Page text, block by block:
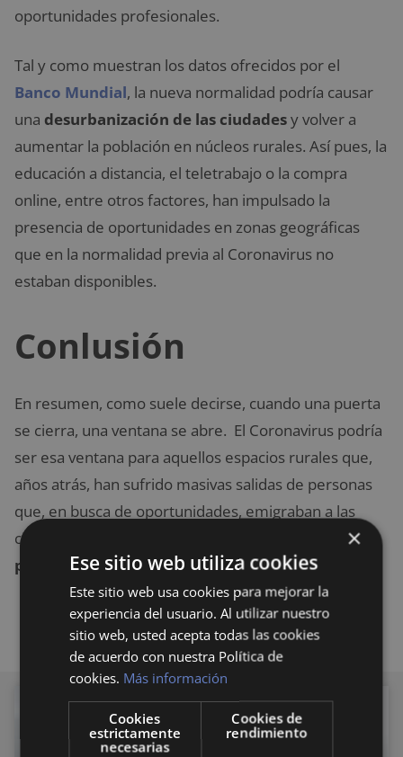
oportunidades profesionales.
Tal y como muestran los datos ofrecidos por el
Banco Mundial, la nueva normalidad podría causar
una desurbanización de las ciudadesy volver a
aumentar la población en núcleos rurales. Así pues, la
educación a distancia, el teletrabajo o la compra
online, entre otros factores, han impulsado la
presencia de oportunidades en zonas geográficas
que en la normalidad previa al Coronavirus no
estaban disponibles.
Conlusión
En resumen, como suele decirse, cuando una puerta
se cierra, una ventana se abre. El Coronavirus podría
ser esa ventana para aquellos espacios rurales que,
años atrás, han sufrido masivas salidas de personas
que, en busca de oportunidades, emigraban a las
ciudades. Por tanto,
la pandemia podría causar na
posible desurbanización de las ciudades.
×
Ese sitio web utiliza cookies
Este sitio web usa cookies para mejorar la
experiencia del usuario. Al utilizar nuestro
sitio web, usted acepta todas las cookies
de acuerdo con nuestra Política de
cookies. Más información
Cookies
estrictamente
necesarias
Cookies de
rendimiento